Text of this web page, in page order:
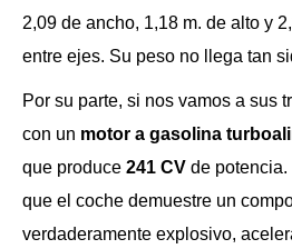
2,09 de ancho, 1,18 m. de alto y
entre ejes. Su peso no llega tan
Por su parte, si nos vamos a sus
con un motor a gasolina
que produce 241 CV de potencia.
que el coche demuestre un
verdaderamente explosivo,